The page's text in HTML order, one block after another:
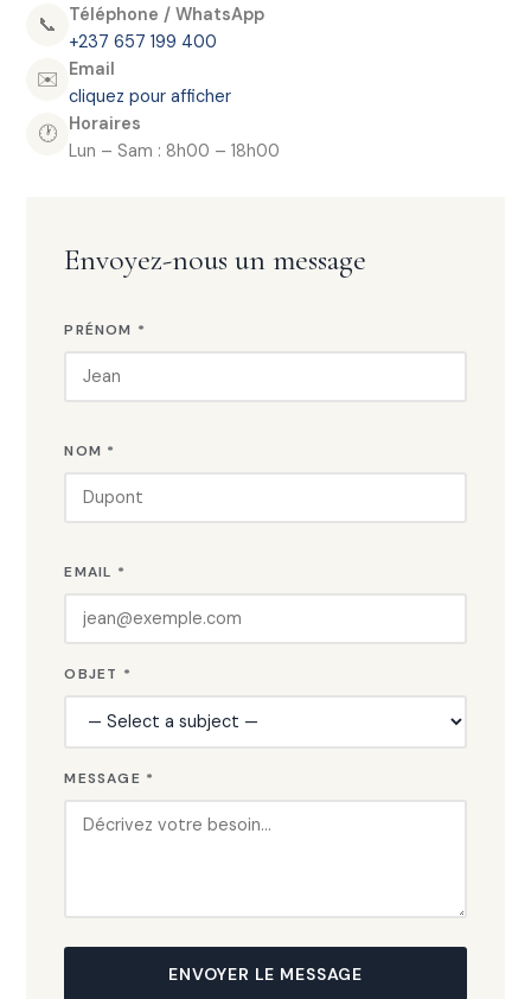
📞
Téléphone / WhatsApp
+237 657 199 400
✉️
Email
cliquez pour afficher
🕐
Horaires
Lun – Sam : 8h00 – 18h00
Envoyez-nous un message
PRÉNOM *
NOM *
EMAIL *
OBJET *
MESSAGE *
ENVOYER LE MESSAGE